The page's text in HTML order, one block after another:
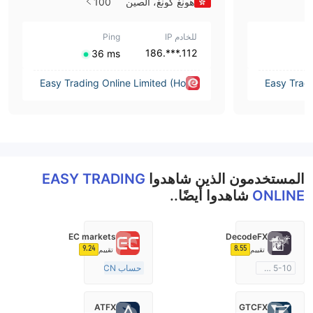
للخادم IP
112.***.186
Ping
⁦36 ms⁩
Easy Trading Online Limited (Ho
Easy
المستخدمون الذين شاهدوا EASY TRADING
ONLINE شاهدوا أيضًا..
DecodeFX
تقييم 8.55
5-10 سنوات
EC markets
تقييم 9.24
حساب ECN
GTCFX
ATFX